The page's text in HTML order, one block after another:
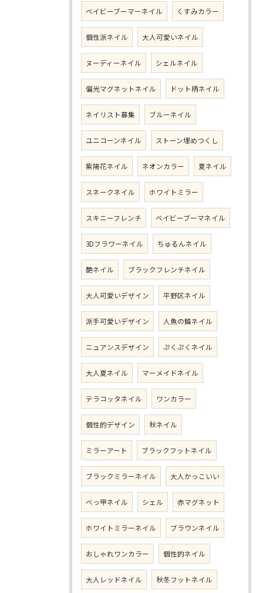
ベイビーブーマーネイル くすみカラー
個性派ネイル 大人可愛いネイル
ヌーディーネイル シェルネイル
偏光マグネットネイル ドット柄ネイル
ネイリスト募集 ブルーネイル
ユニコーンネイル ストーン埋めつくし
紫陽花ネイル ネオンカラー 夏ネイル
スネークネイル ホワイトミラー
スキニーフレンチ ベイビーブーマネイル
3Dフラワーネイル ちゅるんネイル
艶ネイル ブラックフレンチネイル
大人可愛いデザイン 平野区ネイル
派手可愛いデザイン 人魚の鱗ネイル
ニュアンスデザイン ぷくぷくネイル
大人夏ネイル マーメイドネイル
テラコッタネイル ワンカラー
個性的デザイン 秋ネイル
ミラーアート ブラックフットネイル
ブラックミラーネイル 大人かっこいい
べっ甲ネイル シェル 赤マグネット
ホワイトミラーネイル ブラウンネイル
おしゃれワンカラー 個性的ネイル
大人レッドネイル 秋冬フットネイル